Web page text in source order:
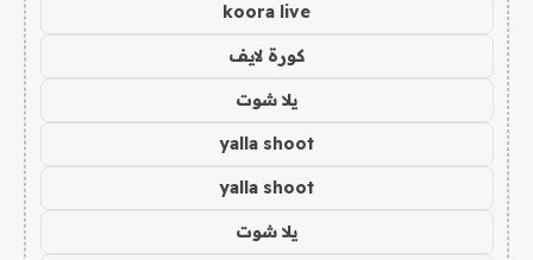
koora live
كورة لايف
يلا شوت
yalla shoot
yalla shoot
يلا شوت